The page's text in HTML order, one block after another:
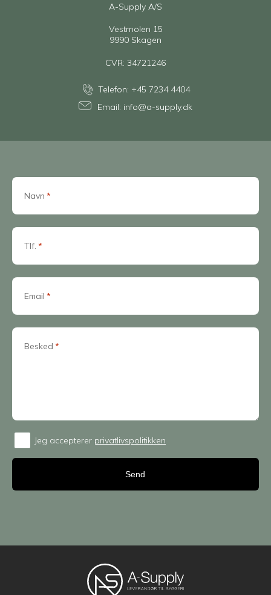
Navn *
Tlf. *
Email *
Besked *
Consent
Jeg accepterer privatlivspolitikken
A-Supply A/S
Vestmolen 15
9990 Skagen
CVR: 34721246
Telefon: +45 7234 4404
Email: info@a-supply.dk